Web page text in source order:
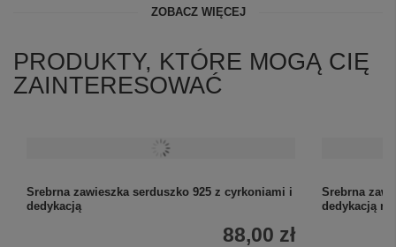
ZOBACZ WIĘCEJ
PRODUKTY, KTÓRE MOGĄ CIĘ
ZAINTERESOWAĆ
Srebrna zawieszka serduszko 925 z cyrkoniami i
dedykacją
88,00 zł
Srebrna
dedykacją